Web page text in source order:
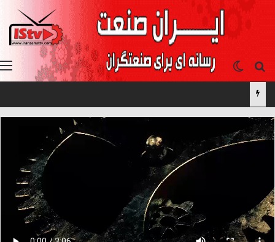
جستجو برایتغییر پوسته